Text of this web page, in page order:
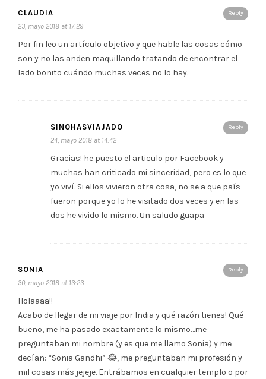
Reply
CLAUDIA
23, mayo 2018 at 17:29
Por fin leo un artículo objetivo y que hable las cosas cómo
son y no las anden maquillando tratando de encontrar el
lado bonito cuándo muchas veces no lo hay.
Reply
SINOHASVIAJADO
24, mayo 2018 at 14:42
Gracias! he puesto el articulo por Facebook y
muchas han criticado mi sinceridad, pero es lo que
yo viví. Si ellos vivieron otra cosa, no se a que país
fueron porque yo lo he visitado dos veces y en las
dos he vivido lo mismo. Un saludo guapa
Reply
SONIA
30, mayo 2018 at 13:23
Holaaaa!!
Acabo de llegar de mi viaje por India y qué razón tienes! Qué
bueno, me ha pasado exactamente lo mismo…me
preguntaban mi nombre (y es que me llamo Sonia) y me
decían: “Sonia Gandhi” 😂, me preguntaban mi profesión y
mil cosas más jejeje. Entrábamos en cualquier templo o por